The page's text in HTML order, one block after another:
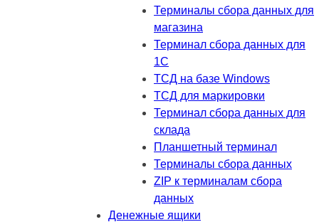
Терминалы сбора данных для
магазина
Терминал сбора данных для
1C
ТСД на базе Windows
ТСД для маркировки
Терминал сбора данных для
склада
Планшетный терминал
Терминалы сбора данных
ZIP к терминалам сбора
данных
Денежные ящики